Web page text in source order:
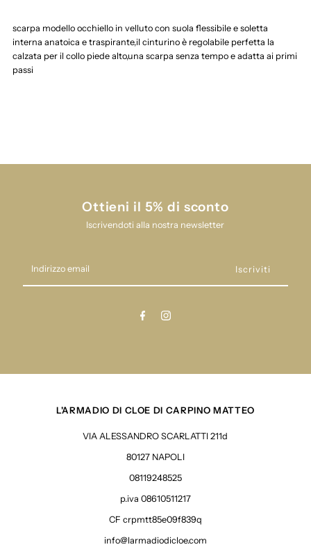
bambino
panyno
bambino
panyno
scarpa modello occhiello in velluto con suola flessibile e soletta
interna anatoica e traspirante,il cinturino è regolabile perfetta la
calzata per il collo piede alto,una scarpa senza tempo e adatta ai primi
passi
Ottieni il 5% di sconto
Iscrivendoti alla nostra newsletter
email
L'ARMADIO DI CLOE DI CARPINO MATTEO
VIA ALESSANDRO SCARLATTI 211d
80127 NAPOLI
08119248525
p.iva 08610511217
CF crpmtt85e09f839q
info@larmadiodicloe.com